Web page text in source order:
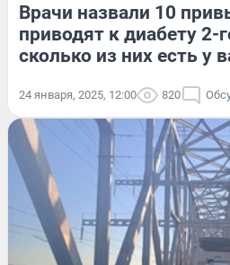
Врачи назвали 10
приводят к диабету 2-
сколько из них есть у
24 января, 2025, 12:00 820